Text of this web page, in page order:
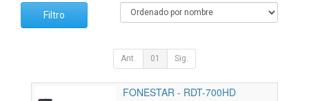
Filtro
Ant. 01 Sig.
FONESTAR - RDT-700HD